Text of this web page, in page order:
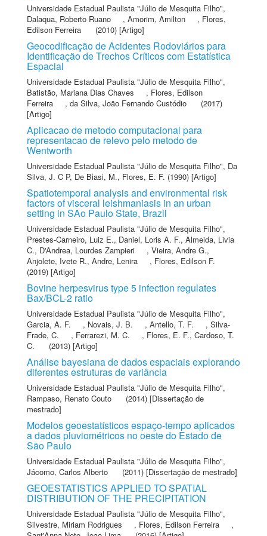
Universidade Estadual Paulista "Júlio de Mesquita Filho",
Dalaqua, Roberto Ruano
, Amorim, Amilton , Flores,
Edilson Ferreira
(2010) [Artigo]
Geocodificação de Acidentes Rodoviários para
Identificação de Trechos Críticos com Estatística
Espacial
Universidade Estadual Paulista "Júlio de Mesquita Filho",
Batistão, Mariana Dias Chaves
, Flores, Edilson
Ferreira
, da Silva, João Fernando Custódio
(2017)
[Artigo]
Aplicacao de metodo computacional para
representacao de relevo pelo metodo de
Wentworth
Universidade Estadual Paulista "Júlio de Mesquita Filho", Da
Silva, J. C P, De Biasi, M., Flores, E. F. (1990) [Artigo]
Spatiotemporal analysis and environmental risk
factors of visceral leishmaniasis in an urban
setting in SAo Paulo State, Brazil
Universidade Estadual Paulista "Júlio de Mesquita Filho",
Prestes-Carneiro, Luiz E., Daniel, Loris A. F., Almeida, Livia
C., D'Andrea, Lourdes Zampieri , Vieira, Andre G.,
Anjolete, Ivete R., Andre, Lenira , Flores, Edilson F.
(2019) [Artigo]
Bovine herpesvirus type 5 infection regulates
Bax/BCL-2 ratio
Universidade Estadual Paulista "Júlio de Mesquita Filho",
Garcia, A. F.
, Novais, J. B. , Antello, T. F. , Silva-
Frade, C.
, Ferrarezi, M. C. , Flores, E. F., Cardoso, T.
C.
(2013) [Artigo]
Análise bayesiana de dados espaciais explorando
diferentes estruturas de variância
Universidade Estadual Paulista "Júlio de Mesquita Filho",
Rampaso, Renato Couto
(2014) [Dissertação de
mestrado]
Modelos geoestatísticos espaço-tempo aplicados
a dados pluviométricos no oeste do Estado de
São Paulo
Universidade Estadual Paulista "Júlio de Mesquita Filho",
Jácomo, Carlos Alberto
(2011) [Dissertação de mestrado]
GEOESTATISTICS APPLIED TO SPATIAL
DISTRIBUTION OF THE PRECIPITATION
Universidade Estadual Paulista "Júlio de Mesquita Filho",
Silvestre, Miriam Rodrigues
, Flores, Edilson Ferreira
,